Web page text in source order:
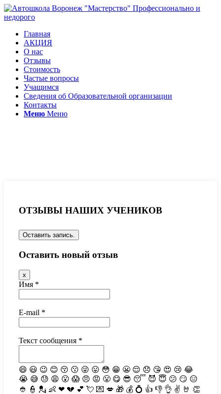
Главная
АКЦИЯ
О нас
Отзывы
Стоимость
Частые вопросы
Учащимся
Сведения об Образовательной организации
Контакты
Меню Меню
ОТЗЫВЫ НАШИХ УЧЕНИКОВ
Оставить новый отзыв
x
эту
форму.
Имя *
E-mail *
Текст сообщения *
😄 😃 😉 😊 😚 😗 😜 😛 😳 😁 😬 😌 😞 😘 😍 😢 😂
😭 😅 😓 😩 😮 😱 😠 😡 😤 😋 😎 😴 😈 😇 😕 😏 😑
👲 👮 💂 👶 ❤ 💔 💕 💘 💌 💋 🎁 💰 💍 👍 👎 👌 ✌️ 🤘 👏